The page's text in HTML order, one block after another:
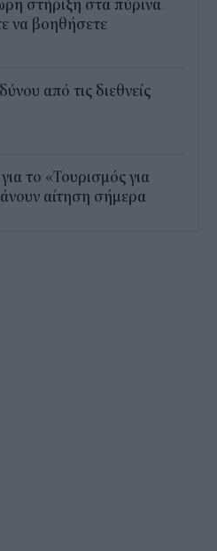
στήριξη στα πύρινα
να βοηθήσετε
από τις διεθνείς
για το «Τουρισμός για
αίτηση σήμερα